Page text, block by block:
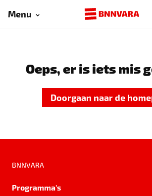
Menu
Oeps, er is iets mis
Doorgaan naar de
BNNVARA
Programma's